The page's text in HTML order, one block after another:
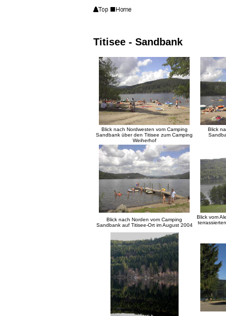
Titisee - Sandbank
Blick nach Nordwesten vom Camping
Sandbank über den Titisee zum Camping
Weiherhof
Blick
Blick nach Norden vom Camping
Sandbank auf Titisee-Ort im August 2004
Blick vom